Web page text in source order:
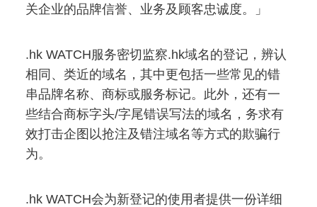
关企业的品牌信誉、业务及顾客忠诚度。」
.hk WATCH服务密切监察.hk域名的登记，辨认
相同、类近的域名，其中更包括一些常见的错
串品牌名称、商标或服务标记。此外，还有一
些结合商标字头/字尾错误写法的域名，务求有
效打击企图以抢注及错注域名等方式的欺骗行
为。
.hk WATCH会为新登记的使用者提供一份详细